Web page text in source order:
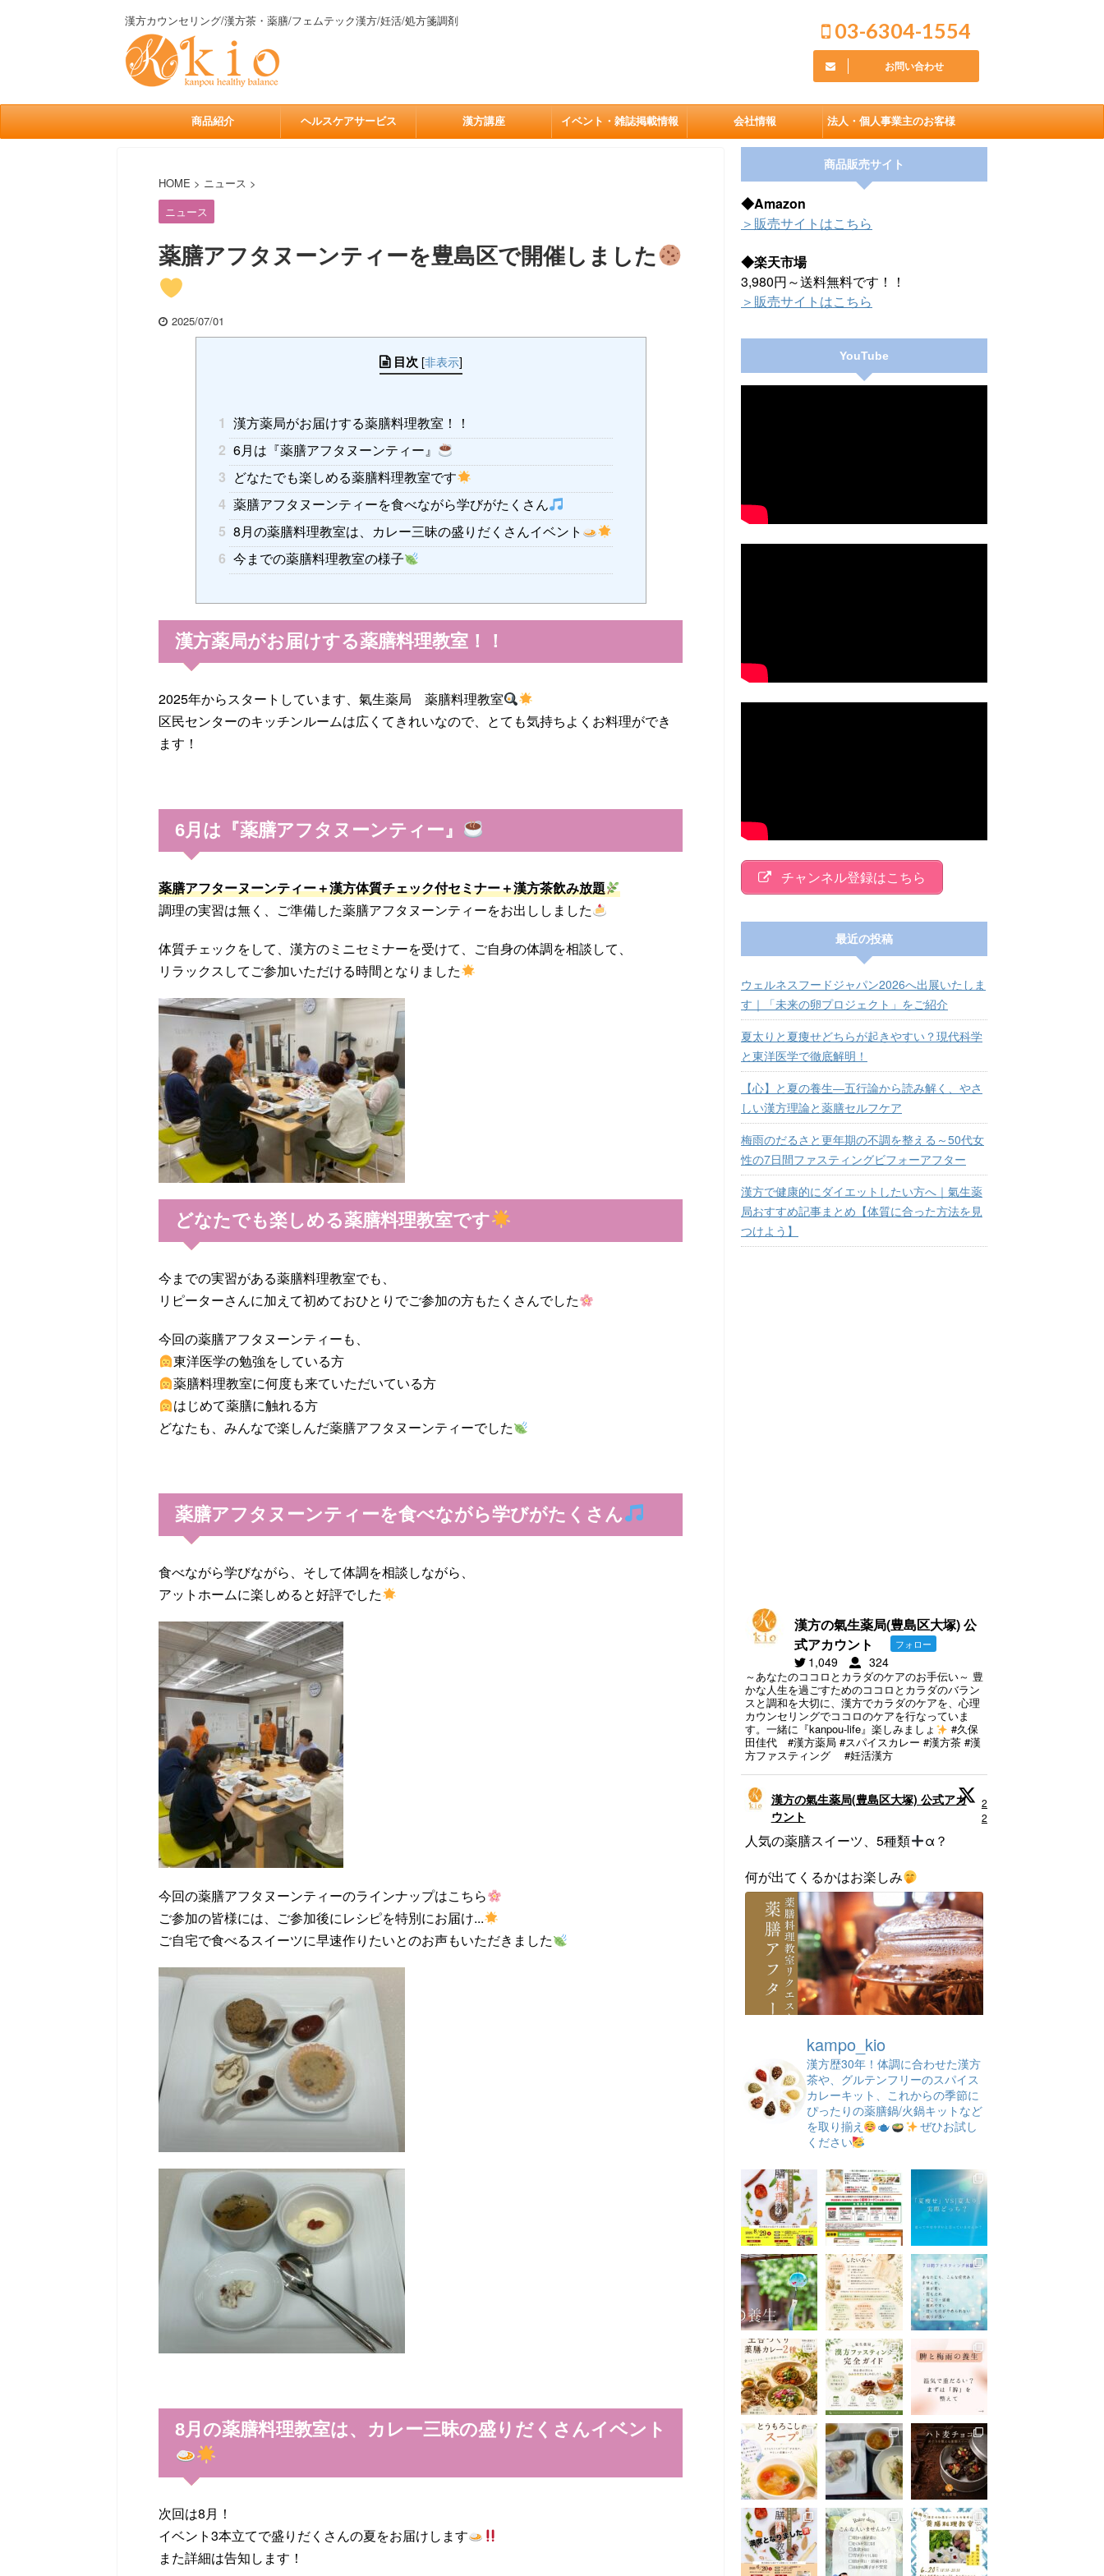
漢方カウンセリング/漢方茶・薬膳/フェムテック漢方/妊活/処方箋調剤 03-6304-1554
お問い合わせ
商品紹介 ヘルスケアサービス 漢方講座 イベント・雑誌掲載情報 会社情報 法人・個人事業主のお客様
HOME > ニュース >
ニュース
薬膳アフタヌーンティーを豊島区で開催しました
2025/07/01
目次 [非表示]
1 漢方薬局がお届けする薬膳料理教室！！
2 6月は『薬膳アフタヌーンティー』
3 どなたでも楽しめる薬膳料理教室です
4 薬膳アフタヌーンティーを食べながら学びがたくさん
5 8月の薬膳料理教室は、カレー三昧の盛りだくさんイベント
6 今までの薬膳料理教室の様子
漢方薬局がお届けする薬膳料理教室！！
2025年からスタートしています、氣生薬局 薬膳料理教室
区民センターのキッチンルームは広くてきれいなので、とても気持ちよくお料理ができ
ます！
6月は『薬膳アフタヌーンティー』
薬膳アフターヌーンティー＋漢方体質チェック付セミナー＋漢方茶飲み放題
調理の実習は無く、ご準備した薬膳アフタヌーンティーをお出ししました
体質チェックをして、漢方のミニセミナーを受けて、ご自身の体調を相談して、
リラックスしてご参加いただける時間となりました
どなたでも楽しめる薬膳料理教室です
今までの実習がある薬膳料理教室でも、
リピーターさんに加えて初めておひとりでご参加の方もたくさんでした
今回の薬膳アフタヌーンティーも、
東洋医学の勉強をしている方
薬膳料理教室に何度も来ていただいている方
はじめて薬膳に触れる方
どなたも、みんなで楽しんだ薬膳アフタヌーンティーでした
薬膳アフタヌーンティーを食べながら学びがたくさん
食べながら学びながら、そして体調を相談しながら、
アットホームに楽しめると好評でした
今回の薬膳アフタヌーンティーのラインナップはこちら
ご参加の皆様には、ご参加後にレシピを特別にお届け...
ご自宅で食べるスイーツに早速作りたいとのお声もいただきました
8月の薬膳料理教室は、カレー三昧の盛りだくさんイベント
次回は8月！
イベント3本立てで盛りだくさんの夏をお届けします
また詳細は告知します！
商品販売サイト
◆Amazon
＞販売サイトはこちら
◆楽天市場
3,980円～送料無料です！！
＞販売サイトはこちら
YouTube
チャンネル登録はこちら
最近の投稿
ウェルネスフードジャパン2026へ出展いたしま
す｜「未来の卵プロジェクト」をご紹介
夏太りと夏痩せどちらが起きやすい？現代科学
と東洋医学で徹底解明！
【心】と夏の養生―五行論から読み解く、やさ
しい漢方理論と薬膳セルフケア
梅雨のだるさと更年期の不調を整える～50代女
性の7日間ファスティングビフォーアフター
漢方で健康的にダイエットしたい方へ｜氣生薬
局おすすめ記事まとめ【体質に合った方法を見
つけよう】
漢方の氣生薬局(豊島区大塚) 公
式アカウント
フォロー
1,049 324
～あなたのココロとカラダのケアのお手伝い～ 豊
かな人生を過ごすためのココロとカラダのバラン
スと調和を大切に、漢方でカラダのケアを、心理
カウンセリングでココロのケアを行なっていま
す。一緒に『kanpou-life』楽しみましょ
#久保
田佳代 #漢方薬局 #スパイスカレー #漢方茶 #漢
方ファスティング #妊活漢方
漢方の氣生薬局(豊島区大塚) 公式アカ
ウント
29 5月
2025
人気の薬膳スイーツ、5種類
α？
何が出てくるかはお楽しみ
Show Thread
0 Twitter
;
漢方の氣生薬局(豊島区大塚) 公式アカ
ウント
12 4月
2025
漢方薬局主催の薬膳料理教室、
豊島区で開催しています！
次回は5/24(土)19:00-21:00
ご予約お待ちしています
https://reserva.be/kampoukio
kampo_kio
漢方歴30年！体調に合わせた漢方
茶や、グルテンフリーのスパイス
カレーキット、これからの季節に
ぴったりの薬膳鍋/火鍋キットなど
を取り揃え
ぜひお試し
ください